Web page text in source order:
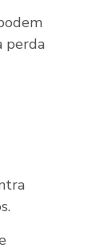
perda